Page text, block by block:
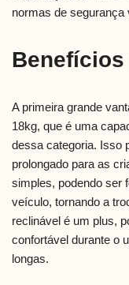
normas de segurança
A primeira grande
18kg, que é uma
dessa categoria. Isso
prolongado para as
simples, podendo ser
veículo, tornando a
reclinável é um plus,
confortável durante o
longas.